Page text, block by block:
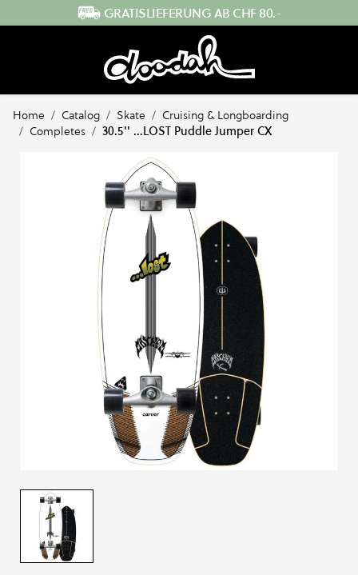
Direkt zum Inhalt
AB CHF 80.-
Home / Catalog / Skate / Cruising & Longboarding
/ Completes / 30.5'' ...LOST Puddle Jumper CX